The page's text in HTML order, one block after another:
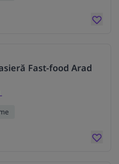
Fast-food Arad